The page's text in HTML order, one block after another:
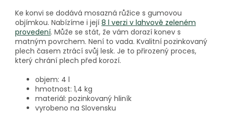
Ke konvi se dodává mosazná růžice s gumovou
objímkou. Nabízíme i její 8 l verzi v lahvově zeleném
provedení. Může se stát, že vám dorazí konev s
matným povrchem. Není to vada. Kvalitní pozinkovaný
plech časem ztrácí svůj lesk. Je to přirozený proces,
který chrání plech před korozí.
objem: 4 l
hmotnost: 1,4 kg
materiál: pozinkovaný hliník
vyrobeno na Slovensku